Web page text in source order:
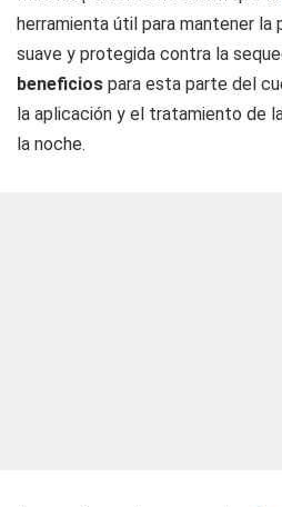
herramienta útil para mantener la
suave y protegida contra la
beneficios para esta parte del
la aplicación y el tratamiento de
la noche.